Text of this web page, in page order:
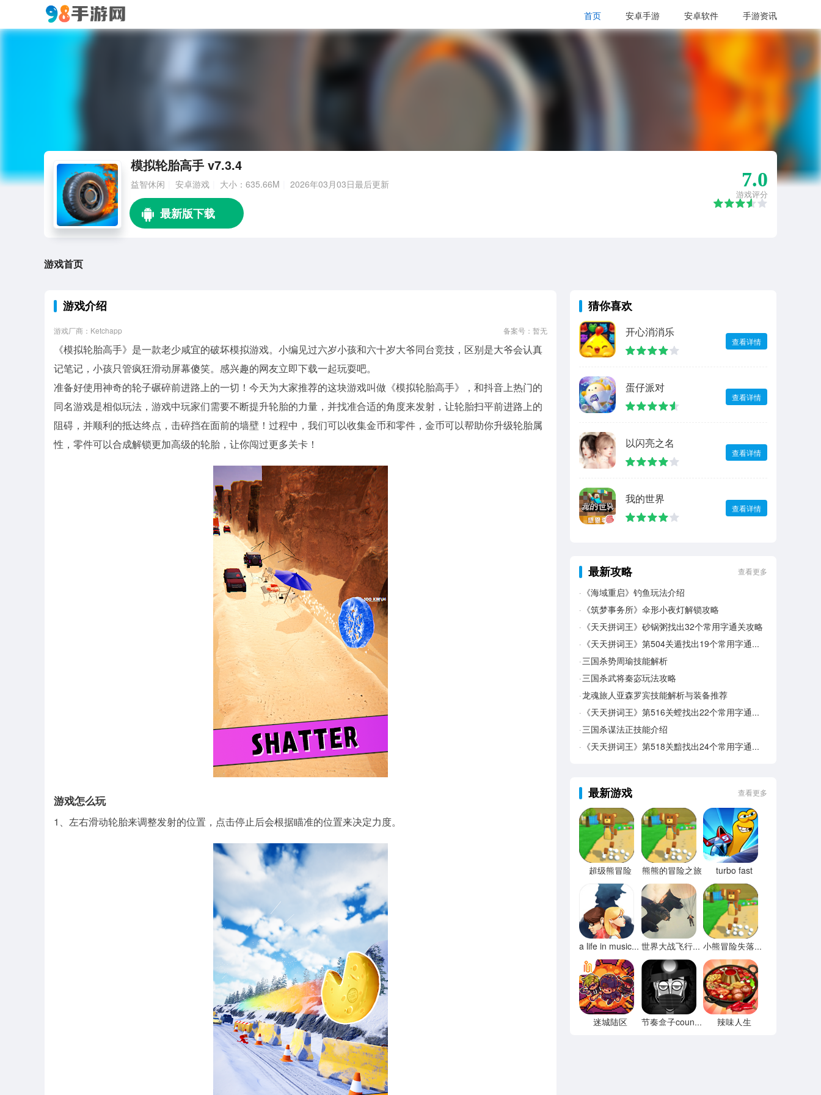
首页 安卓手游 安卓软件 手游资讯
模拟轮胎高手 v7.3.4
益智休闲 安卓游戏 大小：635.66M 2026年03月03日最后更新 7.0
游戏评分
游戏首页
游戏介绍
游戏厂商：Ketchapp 备案号：暂无
《模拟轮胎高手》是一款老少咸宜的破坏模拟游戏。小编见过六岁小孩和六十岁大爷同台竞技，区别是大爷会认真
记笔记，小孩只管疯狂滑动屏幕傻笑。感兴趣的网友立即下载一起玩耍吧。
准备好使用神奇的轮子碾碎前进路上的一切！今天为大家推荐的这块游戏叫做《模拟轮胎高手》，和抖音上热门的
同名游戏是相似玩法，游戏中玩家们需要不断提升轮胎的力量，并找准合适的角度来发射，让轮胎扫平前进路上的
阻碍，并顺利的抵达终点，击碎挡在面前的墙壁！过程中，我们可以收集金币和零件，金币可以帮助你升级轮胎属
性，零件可以合成解锁更加高级的轮胎，让你闯过更多关卡！
游戏怎么玩
1、左右滑动轮胎来调整发射的位置，点击停止后会根据瞄准的位置来决定力度。
猜你喜欢
开心消消乐
查看详情
蛋仔派对
查看详情
以闪亮之名
查看详情
我的世界
查看详情
最新攻略 查看更多
《海域重启》钓鱼玩法介绍
《筑梦事务所》伞形小夜灯解锁攻略
《天天拼词王》砂锅粥找出32个常用字通关攻略
《天天拼词王》第504关遁找出19个常用字通关攻略
三国杀势周瑜技能解析
三国杀武将秦宓玩法攻略
龙魂旅人亚森罗宾技能解析与装备推荐
《天天拼词王》第516关螳找出22个常用字通关攻略
三国杀谋法正技能介绍
《天天拼词王》第518关黯找出24个常用字通关攻略
最新游戏 查看更多
超级熊冒险 熊熊的冒险之旅 turbo fast
a life in music音乐人生 世界大战飞行模拟器 小熊冒险失落之都
迷城陆区 节奏盒子county模组 辣味人生